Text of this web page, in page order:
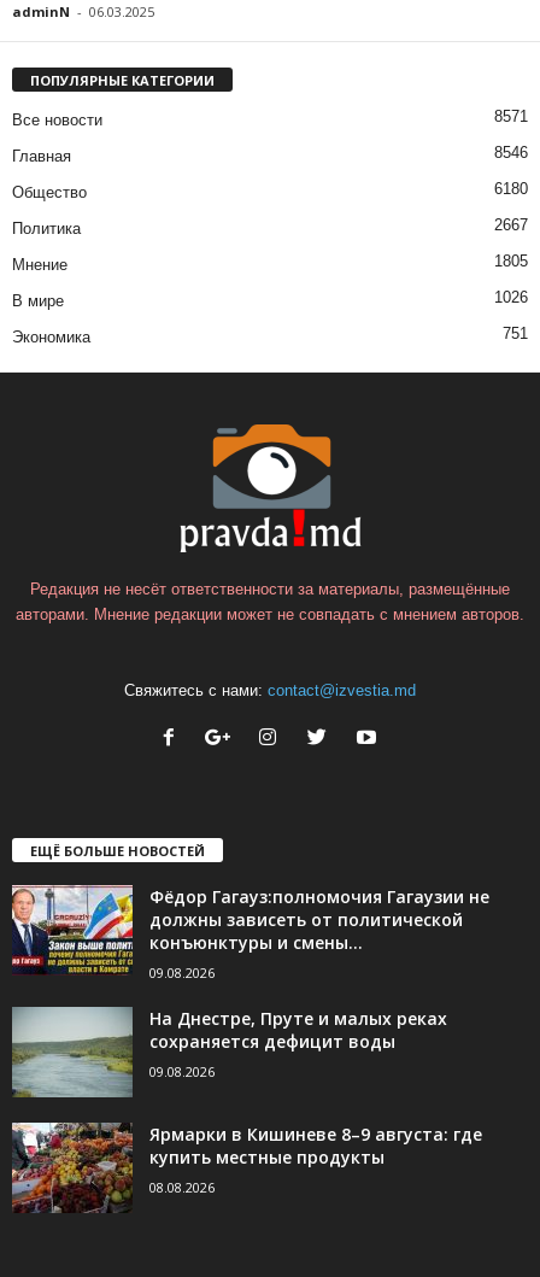
adminN - 06.03.2025
ПОПУЛЯРНЫЕ КАТЕГОРИИ
Все новости 8571
Главная 8546
Общество 6180
Политика 2667
Мнение 1805
В мире 1026
Экономика 751
Редакция не несёт ответственности за материалы, размещённые
авторами. Мнение редакции может не совпадать с мнением авторов.
Свяжитесь с нами: contact@izvestia.md
ЕЩЁ БОЛЬШЕ НОВОСТЕЙ
Фёдор Гагауз:полномочия Гагаузии не
должны зависеть от политической
конъюнктуры и смены...
09.08.2026
На Днестре, Пруте и малых реках
сохраняется дефицит воды
09.08.2026
Ярмарки в Кишиневе 8–9 августа: где
купить местные продукты
08.08.2026